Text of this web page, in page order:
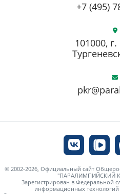
+7 (495)
101000,
© 2002-2026, Официальный сайт
"ПАРАЛИМПИЙСКИЙ
Зарегистрирован в Федеральной
информационных